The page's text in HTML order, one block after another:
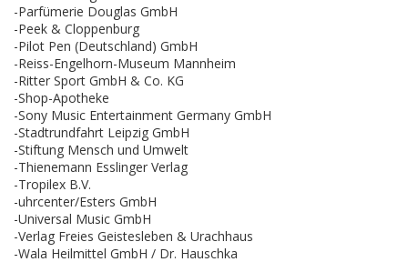
-Parfümerie Douglas GmbH
-Peek & Cloppenburg
-Pilot Pen (Deutschland) GmbH
-Reiss-Engelhorn-Museum Mannheim
-Ritter Sport GmbH & Co. KG
-Shop-Apotheke
-Sony Music Entertainment Germany GmbH
-Stadtrundfahrt Leipzig GmbH
-Stiftung Mensch und Umwelt
-Thienemann Esslinger Verlag
-Tropilex B.V.
-uhrcenter/Esters GmbH
-Universal Music GmbH
-Verlag Freies Geistesleben & Urachhaus
-Wala Heilmittel GmbH / Dr. Hauschka